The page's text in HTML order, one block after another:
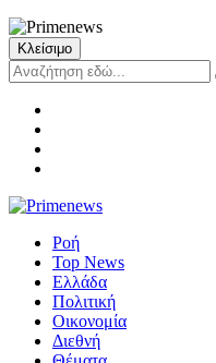
Κλείσιμο
Ροή
Top News
Ελλάδα
Πολιτική
Οικονομία
Διεθνή